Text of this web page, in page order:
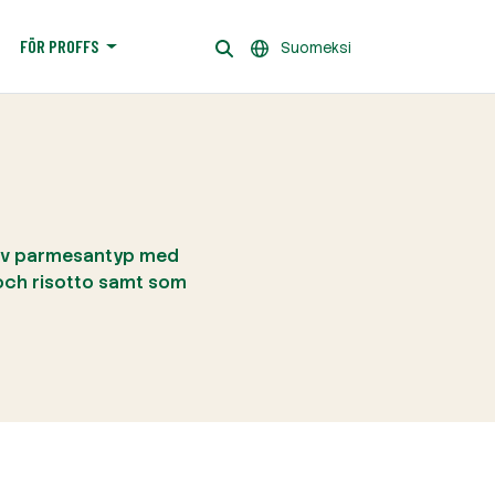
FÖR PROFFS Suomeksi
parmesantyp med
risotto samt som